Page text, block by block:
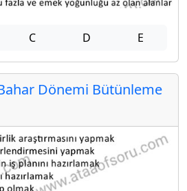
C D E
Dönemi Bütünleme